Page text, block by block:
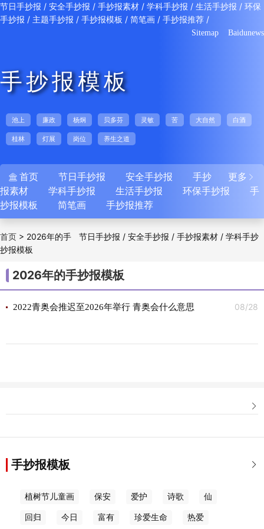
节日手抄报 / 安全手抄报 / 手抄报素材 / 学科手抄报 / 生活手抄报 / 环保
手抄报 / 主题手抄报 / 手抄报模板 / 简笔画 / 手抄报推荐 /
Sitemap Baidunews
手抄报模板
池上 廉政 杨炯 贝多芬 灵敏 苦 大自然 白酒
桂林 灯展 岗位 养生之道
更多 
 首页 节日手抄报 安全手抄报
手抄
报素材
学科手抄报 生活手抄报 环保手抄报
手
抄报模板
简笔画 手抄报推荐
节日手抄报 /安全手抄报 /手抄报素材 /学科手抄
首页 > 2026年的手
抄报模板
2026年的手抄报模板
08/28
2022青奥会推迟至2026年举行 青奥会什么意思


手抄报模板
植树节儿童画 保安 爱护 诗歌 仙
回归 今日 富有 珍爱生命 热爱